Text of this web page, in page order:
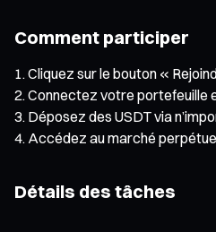
Comment participer
Cliquez sur le bouton «
Connectez votre portefeuille
Déposez des USDT via
Accédez au marché
Détails des tâches